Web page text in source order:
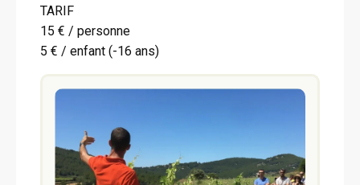
TARIF
15 € / personne
5 € / enfant (-16 ans)